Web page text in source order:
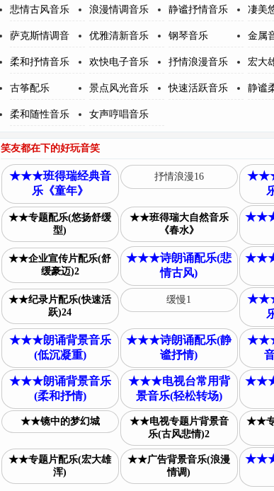
悲情古风音乐 浪漫情调音乐 静谧抒情音乐 凄美
萨克斯情调音 优雅清新音乐 钢琴音乐 金属
柔和抒情音乐 欢快电子音乐 抒情浪漫音乐 宏大
古筝配乐 景点风光音乐 快速活跃音乐 静谧
柔和随性音乐 女声哼唱音乐
笑友都在下的好玩音笑
★★★班得瑞经典音
乐《童年》
抒情浪漫16
★★★
★★专题配乐(悠扬舒缓
型)
★★班得瑞大自然音乐
《春水》
★★★
★★企业宣传片配乐(舒
缓豪迈)2
★★★诗朗诵配乐(悲
情古风)
★★★
★★纪录片配乐(快速活
跃)24
缓慢1
★★★
★★★朗诵背景音乐
(低沉凝重)
★★★诗朗诵配乐(静
谧抒情)
★★★
★★★朗诵背景音乐
(柔和抒情)
★★★电视台常用背
景音乐(轻松转场)
★★★
★★镜中的梦幻城
★★电视专题片背景音
乐(古风悲情)2
★★专
★★专题片配乐(宏大雄
浑)
★★广告背景音乐(浪漫
情调)
★★★